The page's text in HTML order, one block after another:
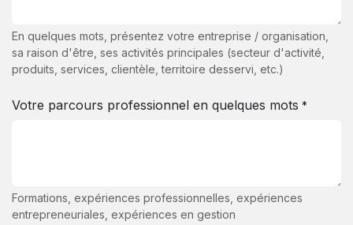
En quelques mots, présentez votre entreprise / organisation,
sa raison d'être, ses activités principales (secteur d'activité,
produits, services, clientèle, territoire desservi, etc.)
Votre parcours professionnel en quelques mots *
Formations, expériences professionnelles, expériences
entrepreneuriales, expériences en gestion